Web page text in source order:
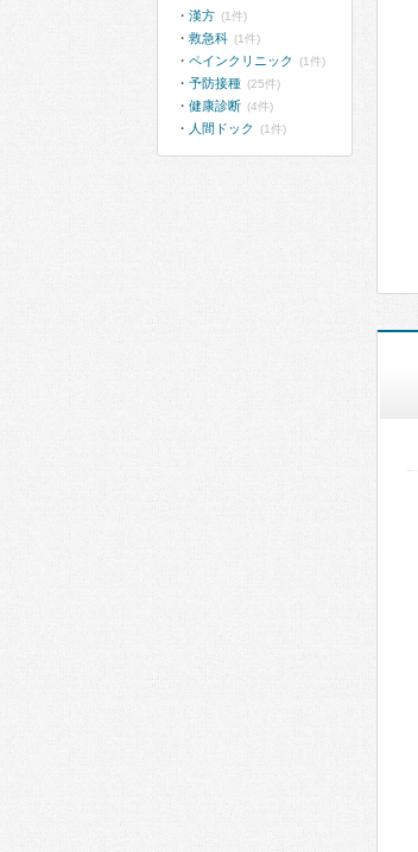
漢方 (1件)
救急科 (1件)
ペインクリニック (1件)
予防接種 (25件)
健康診断 (4件)
人間ドック (1件)